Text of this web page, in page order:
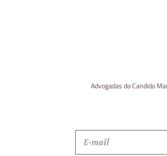
Advogadas do Candido